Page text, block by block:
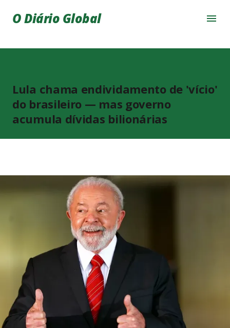
Pular para o conteúdo principal
O Diário Global
Lula chama endividamento de 'vício'
do brasileiro — mas governo
acumula dívidas bilionárias